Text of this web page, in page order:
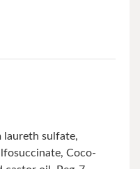
laureth sulfate,
Coco-